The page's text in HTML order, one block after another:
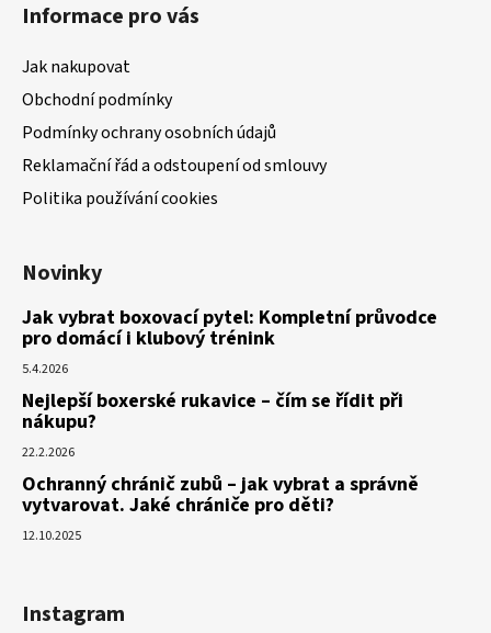
Informace pro vás
Jak nakupovat
Obchodní podmínky
Podmínky ochrany osobních údajů
Reklamační řád a odstoupení od smlouvy
Politika používání cookies
Novinky
Jak vybrat boxovací pytel: Kompletní průvodce
pro domácí i klubový trénink
5.4.2026
Nejlepší boxerské rukavice – čím se řídit při
nákupu?
22.2.2026
Ochranný chránič zubů – jak vybrat a správně
vytvarovat. Jaké chrániče pro děti?
12.10.2025
Instagram